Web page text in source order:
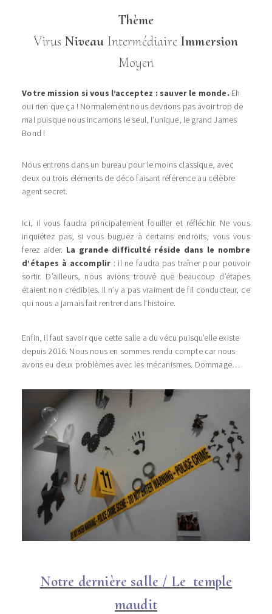
Thème
Virus Niveau Intermédiaire Immersion
Moyen
Votre mission si vous l’acceptez : sauver le monde. Eh
oui rien que ça ! Normalement nous devrions pas avoir trop de
mal puisque nous incarnons le seul, l’unique, le grand James
Bond !
Nous entrons dans un bureau pour le moins classique, avec
deux ou trois éléments de déco faisant référence au célèbre
agent secret.
Ici, il vous faudra principalement fouiller et réfléchir. Ne vous
inquiétez pas, si vous buguez à certains endroits, vous vous
ferez aider. La grande difficulté réside dans le nombre
d’étapes à accomplir : il ne faudra pas traîner pour pouvoir
sortir. D’ailleurs, nous avions trouvé que beaucoup d’étapes
étaient non crédibles. Il n’y a pas vraiment de fil conducteur, ce
qui nous a jamais fait rentrer dans l’histoire.
Enfin, il faut savoir que cette salle a du vécu puisqu’elle existe
depuis 2016. Nous nous en sommes rendu compte car nous
avons eu deux problèmes avec les mécanismes. Dommage…
Notre dernière salle / Le temple
maudit